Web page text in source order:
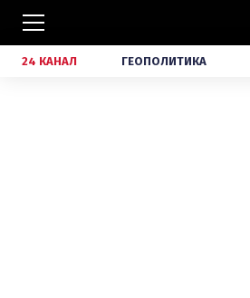
24 КАНАЛ ГЕОПОЛИТИКА